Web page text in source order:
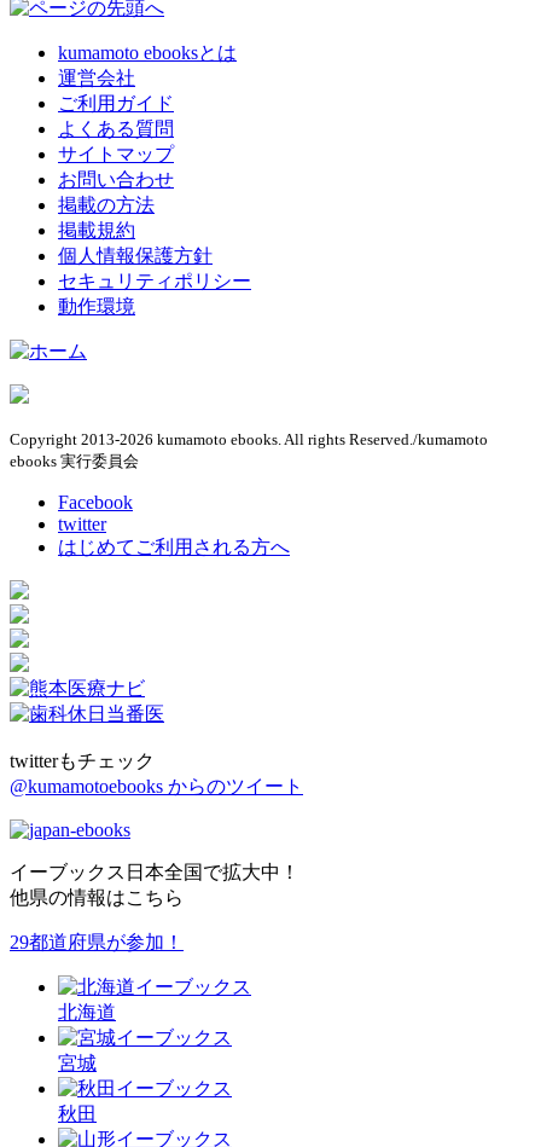
kumamoto ebooksとは
運営会社
ご利用ガイド
よくある質問
サイトマップ
お問い合わせ
掲載の方法
掲載規約
個人情報保護方針
セキュリティポリシー
動作環境
Copyright 2013-2026 kumamoto ebooks. All rights Reserved./kumamoto
ebooks 実行委員会
Facebook
twitter
はじめてご利用される方へ
twitterもチェック
@kumamotoebooks からのツイート
イーブックス日本全国で拡大中！
他県の情報はこちら
29都道府県が参加！
北海道
宮城
秋田